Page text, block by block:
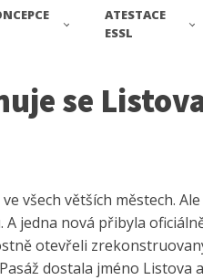
ATESTACE
ESSL
se
všech větších městech.
jedna nová přibyla
otevřeli
dostala jméno Listova